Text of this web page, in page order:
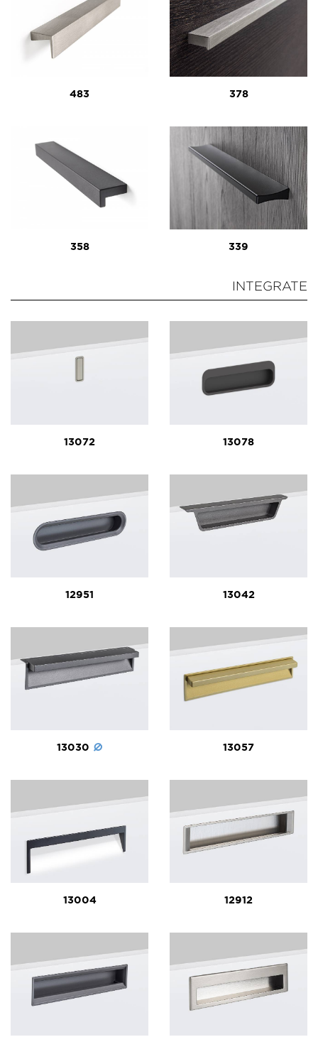
483 378
358 339
INTEGRATE
13072 13078
12951 13042
13030 13057
13004 12912